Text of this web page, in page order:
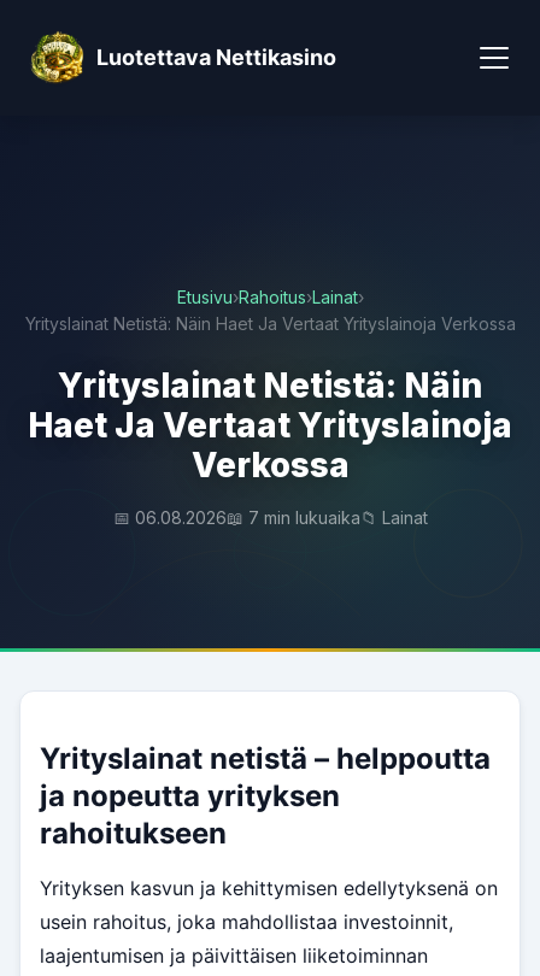
Luotettava Nettikasino
Etusivu›Rahoitus›Lainat›
Yrityslainat Netistä: Näin Haet Ja Vertaat Yrityslainoja Verkossa
Yrityslainat Netistä: Näin
Haet Ja Vertaat Yrityslainoja
Verkossa
📅 06.08.2026📖 7 min lukuaika📁 Lainat
Yrityslainat netistä – helppoutta
ja nopeutta yrityksen
rahoitukseen
Yrityksen kasvun ja kehittymisen edellytyksenä on
usein rahoitus, joka mahdollistaa investoinnit,
laajentumisen ja päivittäisen liiketoiminnan